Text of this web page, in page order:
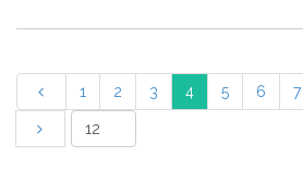
1 2 3 4 5 6 7